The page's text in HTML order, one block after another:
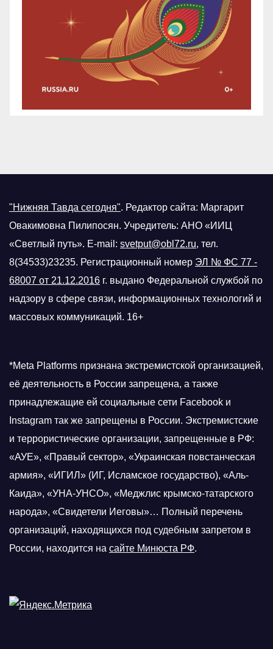
"Нижняя Тавда сегодня". Редактор сайта: Маргарит
Овакимовна Пилипосян. Учредитель: АНО «ИИЦ
«Светлый путь». E-mail: svetput@obl72.ru, тел.
8(34533)23235. Регистрационный номер ЭЛ № ФС 77 -
68007 от 21.12.2016 г. выдано Федеральной службой по
надзору в сфере связи, информационных технологий и
массовых коммуникаций. 16+
*Meta Platforms признана экстремистской организацией,
её деятельность в России запрещена, а также
принадлежащие ей социальные сети Facebook и
Instagram так же запрещены в России. Экстремистские
и террористические организации, запрещенные в РФ:
«АУЕ», «Правый сектор», «Украинская повстанческая
армия», «ИГИЛ» (ИГ, Исламское государство), «Аль-
Каида», «УНА-УНСО», «Меджлис крымско-татарского
народа», «Свидетели Иеговы»… Полный перечень
организаций, находящихся под судебным запретом в
России, находится на сайте Минюста РФ.